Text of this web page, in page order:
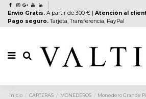
Envío Gratis. A partir de 300 € | Atención al
Pago seguro.Tarjeta, Transferencia, PayPal
Inicio CARTERAS MONEDEROS Monedero Grande